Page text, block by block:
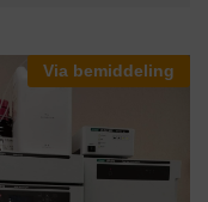
Via bemiddeling